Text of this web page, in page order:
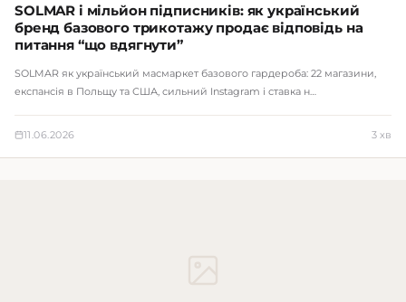
SOLMAR і мільйон підписників: як український
бренд базового трикотажу продає відповідь на
питання “що вдягнути”
SOLMAR як український масмаркет базового гардероба: 22 магазини,
експансія в Польщу та США, сильний Instagram і ставка н…
11.06.2026 3 хв